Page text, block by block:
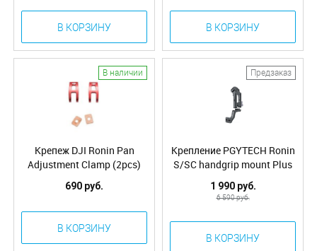
В КОРЗИНУ В КОРЗИНУ
В наличии
Крепеж DJI Ronin Pan
Adjustment Clamp (2pcs)
(Part16)
690 руб.
В КОРЗИНУ
Предзаказ
Крепление PGYTECH Ronin
S/SC handgrip mount Plus
P-RH-088
1 990 руб.
6 590 руб.
В КОРЗИНУ